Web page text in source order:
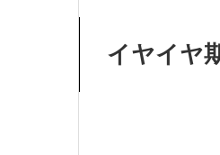
イヤイヤ